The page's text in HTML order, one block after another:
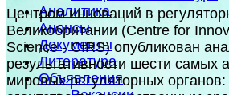
Аналитика
Анонсы
Документы
Литература
Объявления
Центром инноваций в
Великобритании (Centre for
Science - CIRS) опубликован
результативности шести самых
мировых регуляторных